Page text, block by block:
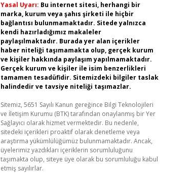
Yasal Uyarı: Bu internet sitesi, herhangi bir
marka, kurum veya şahıs şirketi ile hiçbir
bağlantısı bulunmamaktadır. Sitede yalnızca
kendi hazırladığımız makaleler
paylaşılmaktadır. Burada yer alan içerikler
haber niteliği taşımamakta olup, gerçek kurum
ve kişiler hakkında paylaşım yapılmamaktadır.
Gerçek kurum ve kişiler ile isim benzerlikleri
tamamen tesadüfidir. Sitemizdeki bilgiler taslak
halindedir ve tavsiye niteliği taşımazlar.
Sitemiz, 5651 Sayılı Kanun gereğince Bilgi Teknolojileri
ve İletişim Kurumu (BTK) tarafından onaylanmış bir Yer
Sağlayıcı olarak hizmet vermektedir. Bu nedenle,
sitedeki içerikleri proaktif olarak denetleme veya
araştırma yükümlülüğümüz bulunmamaktadır. Ancak,
üyelerimiz yazdıkları içeriklerin sorumluluğunu
taşımakta olup, siteye üye olarak bu sorumluluğu kabul
etmiş sayılırlar.